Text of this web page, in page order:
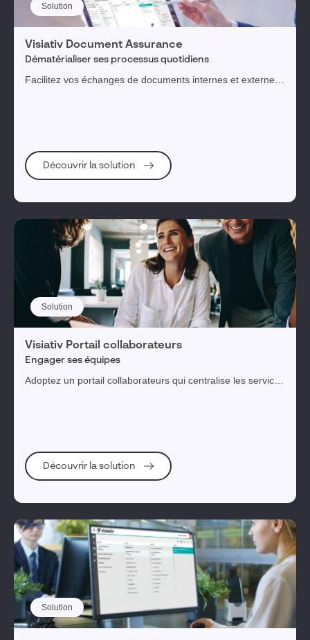
Solution
Visiativ Document Assurance
Dématérialiser ses processus quotidiens
Facilitez vos échanges de documents internes et externes
Découvrir la solution
Solution
Visiativ Portail collaborateurs
Engager ses équipes
Adoptez un portail collaborateurs qui centralise les services
Découvrir la solution
Solution